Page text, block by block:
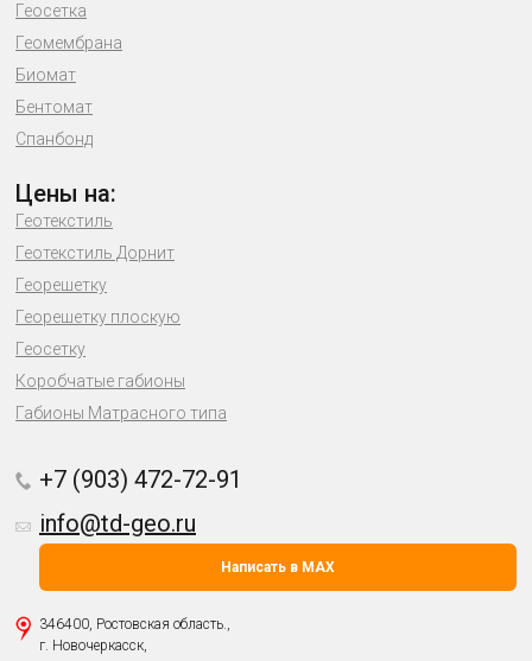
Геосетка
Геомембрана
Биомат
Бентомат
Спанбонд
Цены на:
Геотекстиль
Геотекстиль Дорнит
Георешетку
Георешетку плоскую
Геосетку
Коробчатые габионы
Габионы Матрасного типа
+7 (903) 472-72-91
info@td-geo.ru
Написать в MAX
346400, Ростовская область.,
г. Новочеркасск,